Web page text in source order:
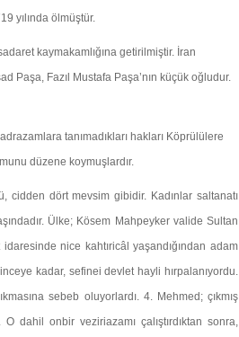
yılında ölmüştür.
kaymakamlığına getirilmiştir. İran
Paşa, Fazıl Mustafa Paşa’nın küçük oğludur.
tanımadıkları hakları Köprülülere
düzene koymuşlardır.
cidden dört mevsim gibidir. Kadınlar saltanatı
Ül­ke; Kösem Mahpeyker valide Sultan
nice kahtıricâl yaşandığından adam
kadar, sefinei devlet hayli hır­palanıyordu.
sebeb olu­yorlardı. 4. Mehmed; çıkmış
dahil onbir veziriazamı çalıştırdıktan sonra,